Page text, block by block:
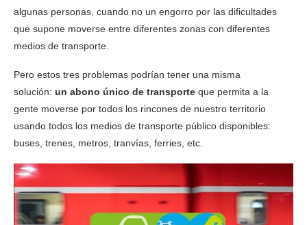
algunas personas, cuando no un engorro por las dificultades
que supone moverse entre diferentes zonas con diferentes
medios de transporte.
Pero estos tres problemas podrían tener una misma
solución: un abono único de transporte que permita a la
gente moverse por todos los rincones de nuestro territorio
usando todos los medios de transporte público disponibles:
buses, trenes, metros, tranvías, ferries, etc.